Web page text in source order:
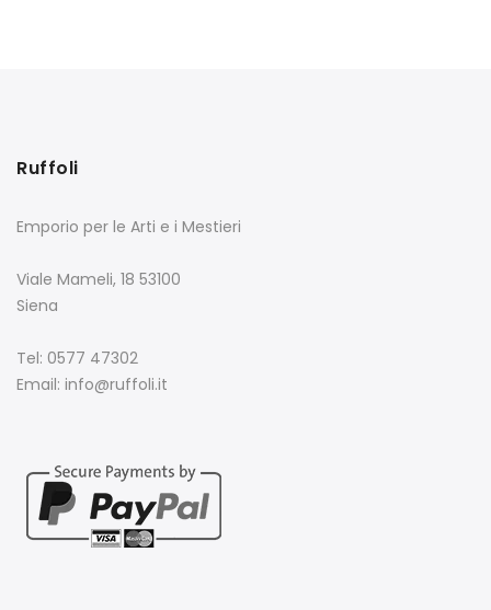
Ruffoli
Emporio per le Arti e i Mestieri
Viale Mameli, 18 53100
Siena
Tel: 0577 47302
Email: info@ruffoli.it